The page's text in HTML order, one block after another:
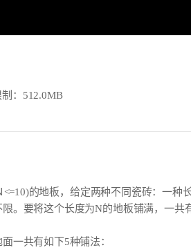
：512.0MB
的地板，给定两种不同瓷砖：一种
。要将这个长度为N的地板铺满，一共
共有如下5种铺法：